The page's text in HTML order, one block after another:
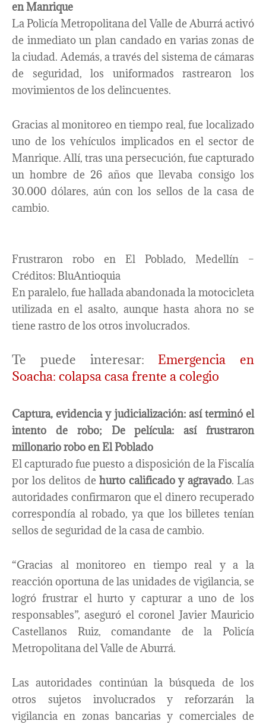
en Manrique
La Policía Metropolitana del Valle de Aburrá activó
de inmediato un plan candado en varias zonas de
la ciudad. Además, a través del sistema de cámaras
de seguridad, los uniformados rastrearon los
movimientos de los delincuentes.
Gracias al monitoreo en tiempo real, fue localizado
uno de los vehículos implicados en el sector de
Manrique. Allí, tras una persecución, fue capturado
un hombre de 26 años que llevaba consigo los
30.000 dólares, aún con los sellos de la casa de
cambio.
Frustraron robo en El Poblado, Medellín –
Créditos: BluAntioquia
En paralelo, fue hallada abandonada la motocicleta
utilizada en el asalto, aunque hasta ahora no se
tiene rastro de los otros involucrados.
Te puede interesar: Emergencia en
Soacha: colapsa casa frente a colegio
Captura, evidencia y judicialización: así terminó el
intento de robo; De película: así frustraron
millonario robo en El Poblado
El capturado fue puesto a disposición de la Fiscalía
por los delitos de hurto calificado y agravado. Las
autoridades confirmaron que el dinero recuperado
correspondía al robado, ya que los billetes tenían
sellos de seguridad de la casa de cambio.
“Gracias al monitoreo en tiempo real y a la
reacción oportuna de las unidades de vigilancia, se
logró frustrar el hurto y capturar a uno de los
responsables”, aseguró el coronel Javier Mauricio
Castellanos Ruiz, comandante de la Policía
Metropolitana del Valle de Aburrá.
Las autoridades continúan la búsqueda de los
otros sujetos involucrados y reforzarán la
vigilancia en zonas bancarias y comerciales de